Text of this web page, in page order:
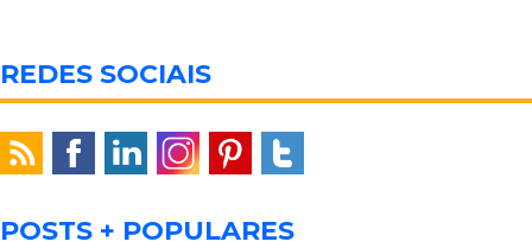
REDES SOCIAIS
POSTS + POPULARES